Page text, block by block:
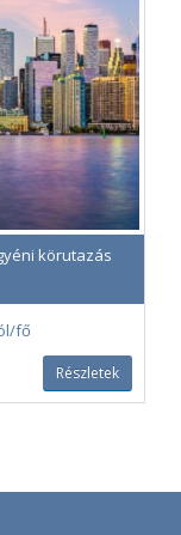
útlevél és az
7 CAD/fő vagy
7 000 Ft /fő
3 900 Ft /fő/nap
körutazás
fő
Részletek